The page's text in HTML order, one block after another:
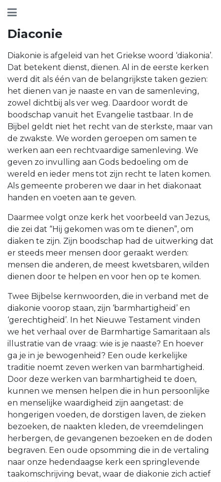
Diaconie
Diakonie is afgeleid van het Griekse woord ‘diakonia’.
Dat betekent dienst, dienen. Al in de eerste kerken
werd dit als één van de belangrijkste taken gezien:
het dienen van je naaste en van de samenleving,
zowel dichtbij als ver weg. Daardoor wordt de
boodschap vanuit het Evangelie tastbaar. In de
Bijbel geldt niet het recht van de sterkste, maar van
de zwakste. We worden geroepen om samen te
werken aan een rechtvaardige samenleving. We
geven zo invulling aan Gods bedoeling om de
wereld en ieder mens tot zijn recht te laten komen.
Als gemeente proberen we daar in het diakonaat
handen en voeten aan te geven.
Daarmee volgt onze kerk het voorbeeld van Jezus,
die zei dat “Hij gekomen was om te dienen”, om
diaken te zijn. Zijn boodschap had de uitwerking dat
er steeds meer mensen door geraakt werden:
mensen die anderen, de meest kwetsbaren, wilden
dienen door te helpen en voor hen op te komen.
Twee Bijbelse kernwoorden, die in verband met de
diakonie voorop staan, zijn ‘barmhartigheid’ en
‘gerechtigheid’. In het Nieuwe Testament vinden
we het verhaal over de Barmhartige Samaritaan als
illustratie van de vraag: wie is je naaste? En hoever
ga je in je bewogenheid? Een oude kerkelijke
traditie noemt zeven werken van barmhartigheid.
Door deze werken van barmhartigheid te doen,
kunnen we mensen helpen die in hun persoonlijke
en menselijke waardigheid zijn aangetast: de
hongerigen voeden, de dorstigen laven, de zieken
bezoeken, de naakten kleden, de vreemdelingen
herbergen, de gevangenen bezoeken en de doden
begraven. Een oude opsomming die in de vertaling
naar onze hedendaagse kerk een springlevende
taakomschrijving bevat, waar de diakonie zich actief